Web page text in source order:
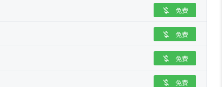
 免费
 免费
 免费
 免费